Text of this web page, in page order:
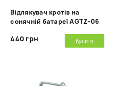
Відлякувач кротів на
сонячній батареї AGTZ-06
440 грн Купити